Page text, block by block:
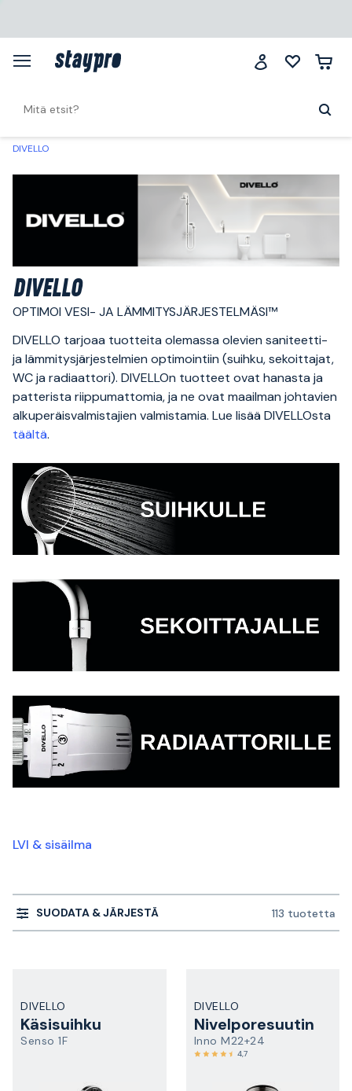
DIVELLO
DIVELLO
OPTIMOI VESI- JA LÄMMITYSJÄRJESTELMÄSI™
DIVELLO tarjoaa tuotteita olemassa olevien saniteetti-
ja lämmitysjärjestelmien optimointiin (suihku, sekoittajat,
WC ja radiaattori). DIVELLOn tuotteet ovat hanasta ja
patterista riippumattomia, ja ne ovat maailman johtavien
alkuperäisvalmistajien valmistamia. Lue lisää DIVELLOsta
täältä.
LVI & sisäilma
SUODATA & JÄRJESTÄ 113 tuotetta
DIVELLO
Käsisuihku
Senso 1F
DIVELLO
Nivelporesuutin
Inno M22+24
4,7